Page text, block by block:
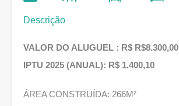
Descrição
VALOR DO ALUGUEL : R$ R$8.300,00
IPTU 2025 (ANUAL): R$ 1.400,10
ÁREA CONSTRUÍDA: 266M²